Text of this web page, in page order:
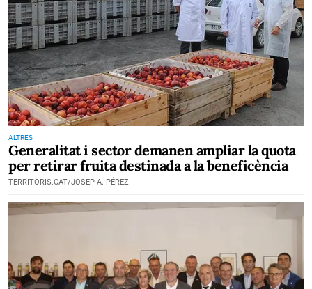
ALTRES
Generalitat i sector demanen ampliar la quota
per retirar fruita destinada a la beneficència
TERRITORIS.CAT/JOSEP A. PÉREZ